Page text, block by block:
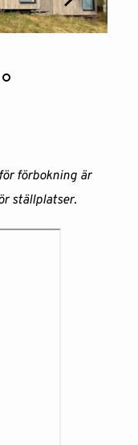
förbokning är
ställplatser.